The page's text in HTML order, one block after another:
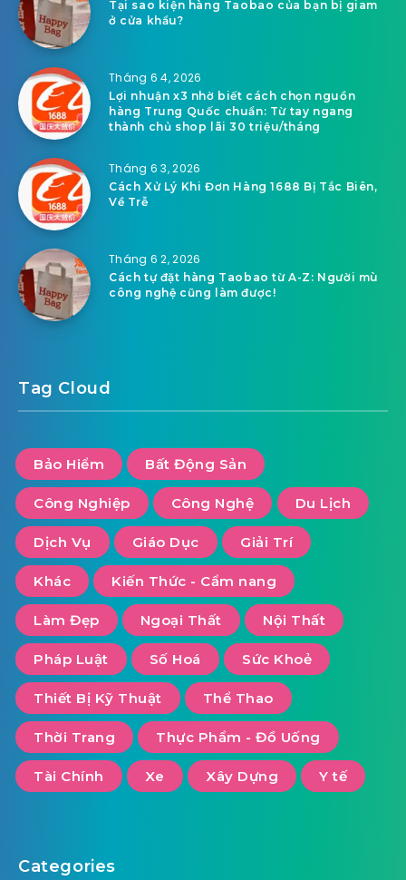
Tại sao kiện hàng Taobao của bạn bị giam
ở cửa khẩu?
Tháng 6 4, 2026
Lợi nhuận x3 nhờ biết cách chọn nguồn
hàng Trung Quốc chuẩn: Từ tay ngang
thành chủ shop lãi 30 triệu/tháng
Tháng 6 3, 2026
Cách Xử Lý Khi Đơn Hàng 1688 Bị Tắc Biên,
Về Trễ
Tháng 6 2, 2026
Cách tự đặt hàng Taobao từ A-Z: Người mù
công nghệ cũng làm được!
Tag Cloud
Bảo Hiểm Bất Động Sản
Công Nghiệp Công Nghệ Du Lịch
Dịch Vụ Giáo Dục Giải Trí
Khác Kiến Thức - Cẩm nang
Làm Đẹp Ngoại Thất Nội Thất
Pháp Luật Số Hoá Sức Khoẻ
Thiết Bị Kỹ Thuật Thể Thao
Thời Trang Thực Phẩm - Đồ Uống
Tài Chính Xe Xây Dựng Y tế
Categories